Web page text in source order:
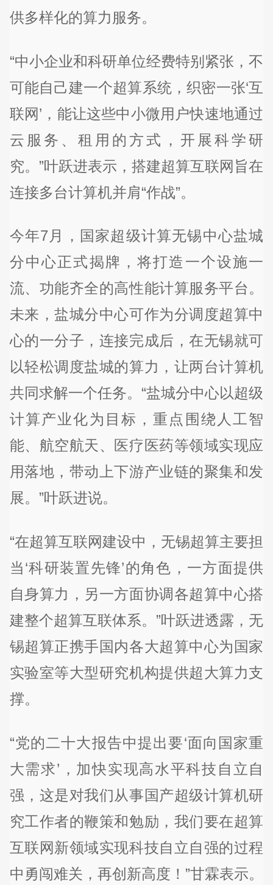
供多样化的算力服务。
“中小企业和科研单位经费特别紧张，不
可能自己建一个超算系统，织密一张‘互
联网’，能让这些中小微用户快速地通过
云服务、租用的方式，开展科学研
究。”叶跃进表示，搭建超算互联网旨在
连接多台计算机并肩“作战”。
今年7月，国家超级计算无锡中心盐城
分中心正式揭牌，将打造一个设施一
流、功能齐全的高性能计算服务平台。
未来，盐城分中心可作为分调度超算中
心的一分子，连接完成后，在无锡就可
以轻松调度盐城的算力，让两台计算机
共同求解一个任务。“盐城分中心以超级
计算产业化为目标，重点围绕人工智
能、航空航天、医疗医药等领域实现应
用落地，带动上下游产业链的聚集和发
展。”叶跃进说。
“在超算互联网建设中，无锡超算主要担
当‘科研装置先锋’的角色，一方面提供
自身算力，另一方面协调各超算中心搭
建整个超算互联体系。”叶跃进透露，无
锡超算正携手国内各大超算中心为国家
实验室等大型研究机构提供超大算力支
撑。
“党的二十大报告中提出要‘面向国家重
大需求’，加快实现高水平科技自立自
强，这是对我们从事国产超级计算机研
究工作者的鞭策和勉励，我们要在超算
互联网新领域实现科技自立自强的过程
中勇闯难关，再创新高度！”甘霖表示。